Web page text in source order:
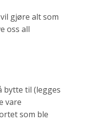
gjøre alt som
oss all
bytte til (legges
vare
som ble